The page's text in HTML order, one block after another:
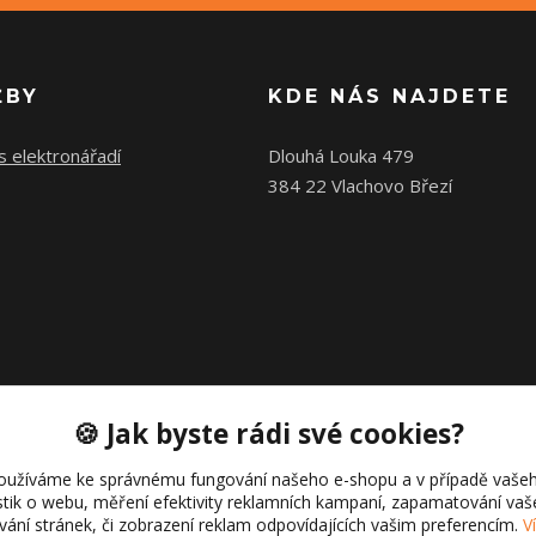
elektronářadí
KDE NÁS NAJDETE
Dlouhá Louka 479
384 22 Vlachovo Březí
🍪 Jak byste rádi své cookies?
ke správnému fungování našeho e-shopu a v případě
o webu, měření efektivity reklamních kampaní, zapamatování
stránek, či zobrazení reklam odpovídajících vašim preferencím.